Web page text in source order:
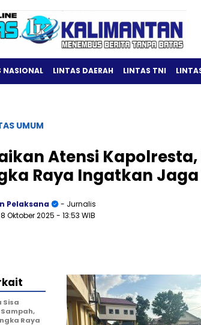
NASIONAL LINTAS DAERAH LINTAS TNI
UMUM
Atensi
Raya Ingatkan
Pelaksana
- Jurnalis
Oktober 2025 - 13:53 WIB
Sisa
Raya